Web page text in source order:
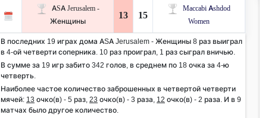
ASA Jerusalem -
Женщины
13 15
Maccabi Ashdod
Women
В последних 19 играх дома ASA Jerusalem - Женщины 8 раз выиграл
в 4-ой четверти соперника. 10 раз проиграл, 1 раз сыграл вничью.
В сумме за 19 игр забито 342 голов, в среднем по 18 очка за 4-ю
четверть.
Наиболее частое количество заброшенных в четвертой четверти
мячей: 13 очко(в) - 5 раз, 23 очко(в) - 3 раза, 12 очко(в) - 2 раза. И в 9
матчах было другое количество.